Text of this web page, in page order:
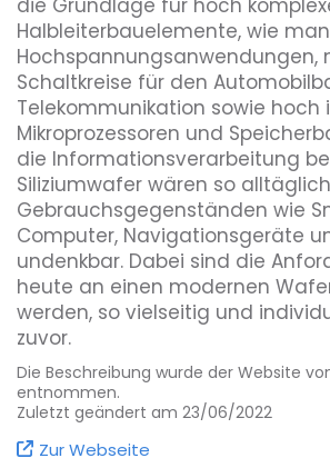
Halbleiterbauelemente, wie
Hochspannungsanwendungen,
Schaltkreise für den
Telekommunikation sowie hoch
Mikroprozessoren und
die Informationsverarbeitung
Siliziumwafer wären so
Gebrauchsgegenständen wie
Computer, Navigationsgeräte
undenkbar. Dabei sind die
heute an einen modernen
werden, so vielseitig und
zuvor.
Diese Vielseitigkeit greifen wir
Produktportfolio und unseren
Prozessen auf und arbeiten
Die Beschreibung wurde der Website
entnommen.
Zuletzt geändert am 23/06/2022
Zur Webseite